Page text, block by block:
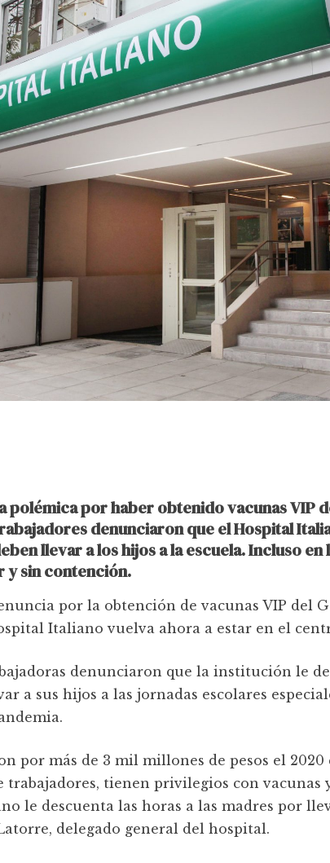
polémica por haber obtenido vacunas VIP
denunciaron que el Hospital
llevar a los hijos a la escuela. Incluso
y sin contención.
por la obtención de vacunas VIP del
Italiano vuelva ahora a estar en el
denunciaron que la institución le
a sus hijos a las jornadas escolares
por más de 3 mil millones de pesos el
trabajadores, tienen privilegios con vacunas
le descuenta las horas a las madres por
delegado general del hospital.